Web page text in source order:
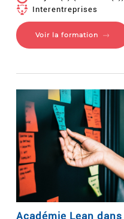
Interentreprises
Voir la formation
Académie Lean